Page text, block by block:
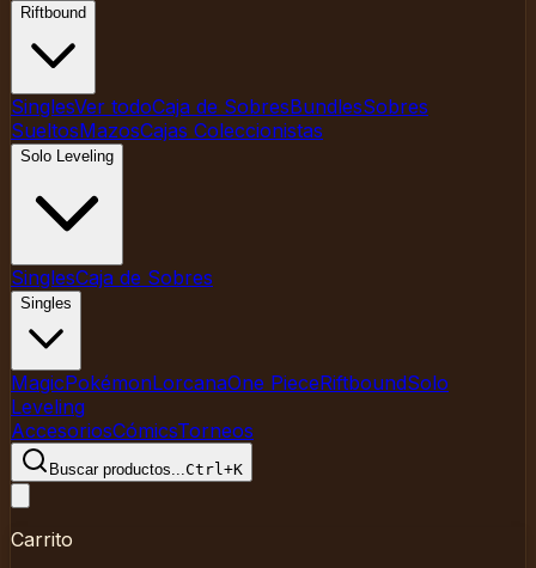
Riftbound
SinglesVer todoCaja de SobresBundlesSobres
SueltosMazosCajas Coleccionistas
Solo Leveling
SinglesCaja de Sobres
Singles
MagicPokémonLorcanaOne PieceRiftboundSolo
Leveling
AccesoriosCómicsTorneos
Buscar productos...Ctrl+K
Carrito